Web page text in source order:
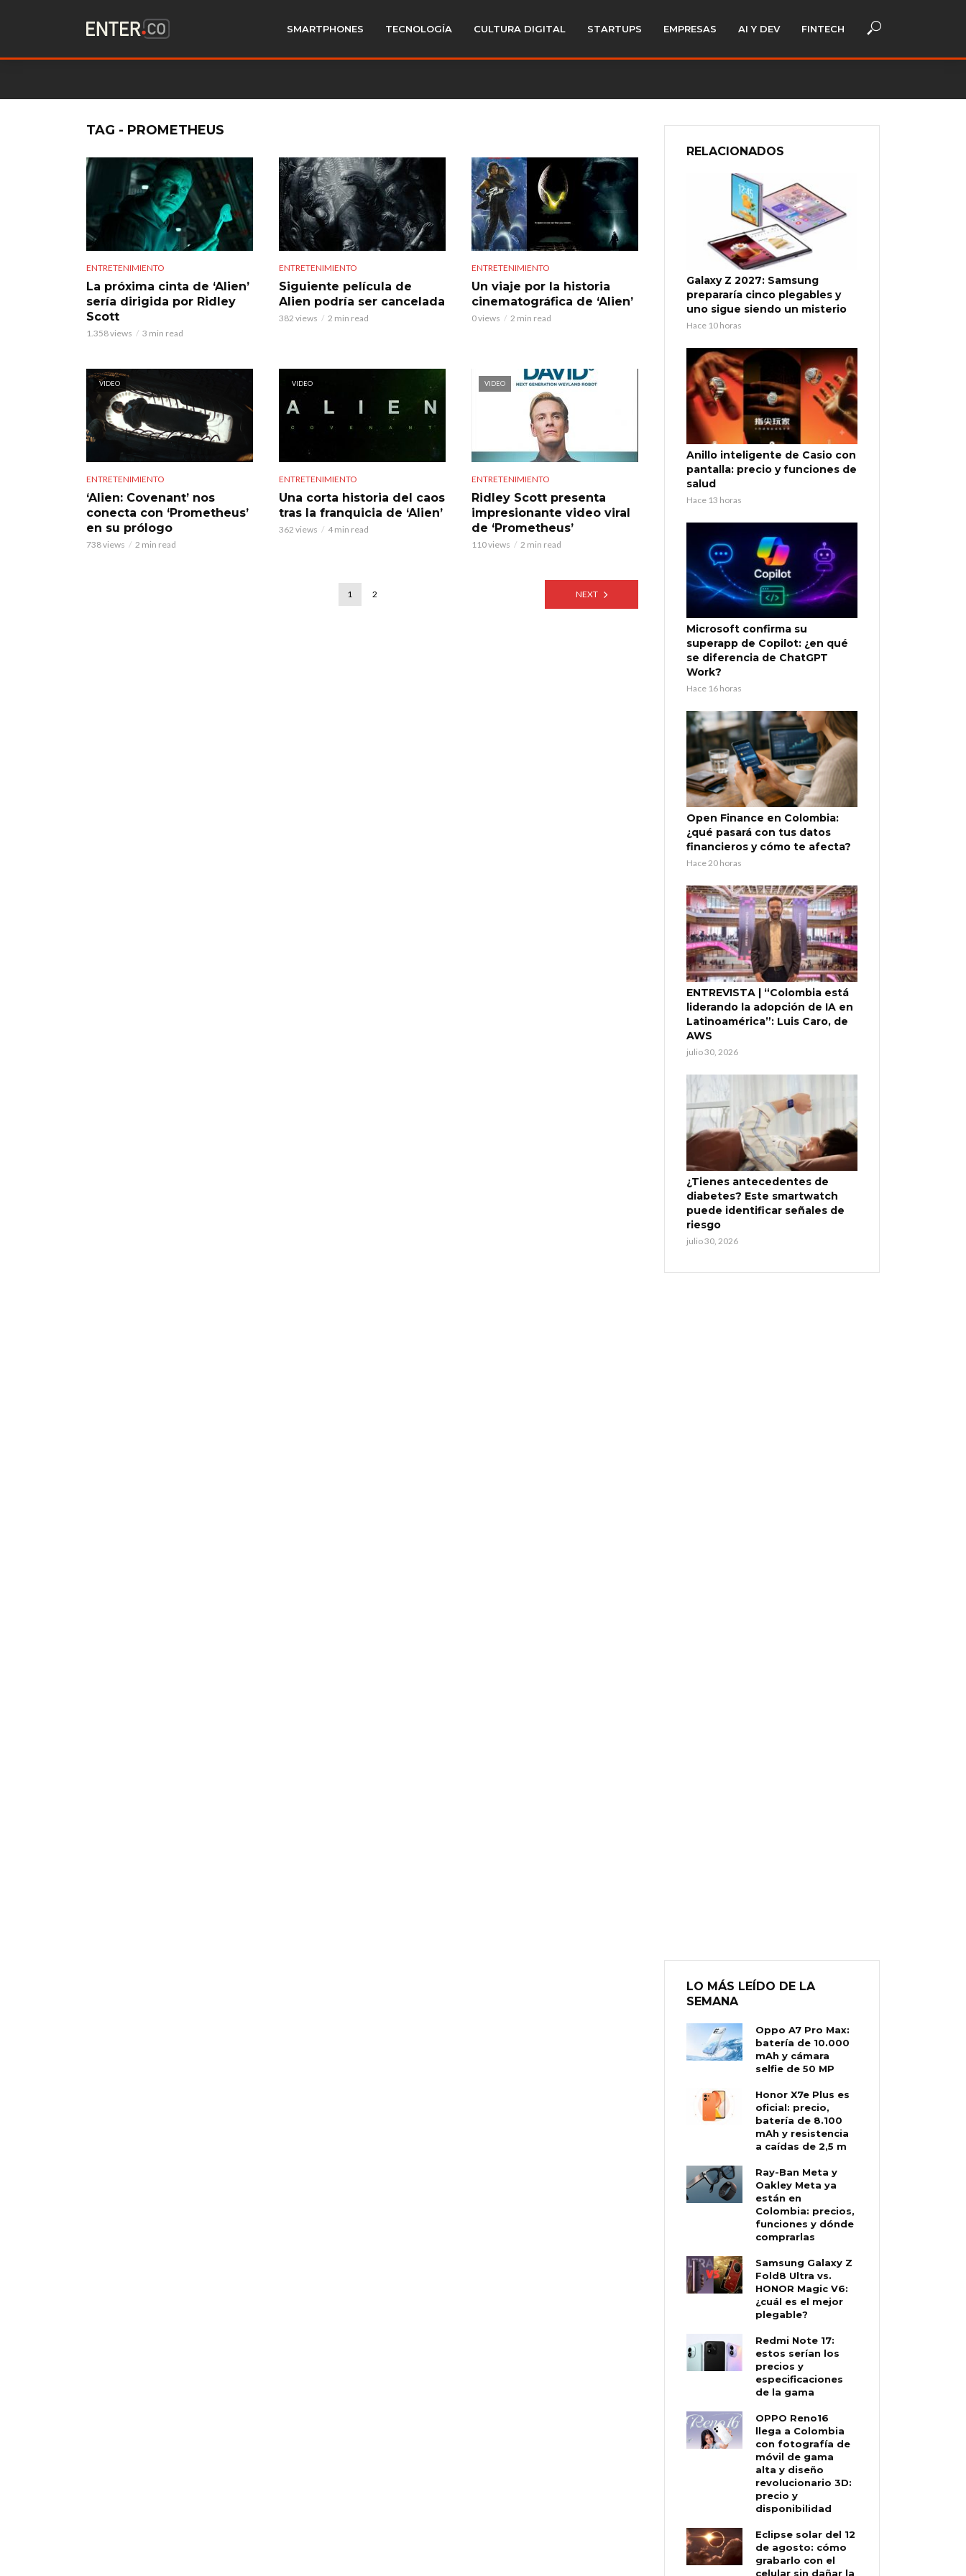
SMARTPHONES TECNOLOGÍA CULTURA DIGITAL STARTUPS EMPRESAS AI Y DEV FINTECH
TAG - PROMETHEUS
ENTRETENIMIENTO
La próxima cinta de ‘Alien’
sería dirigida por Ridley
Scott
1.358 views 3 min read
ENTRETENIMIENTO
Siguiente película de
Alien podría ser cancelada
382 views 2 min read
ENTRETENIMIENTO
Un viaje por la historia
cinematográfica de ‘Alien’
0 views 2 min read
VIDEO
ENTRETENIMIENTO
‘Alien: Covenant’ nos
conecta con ‘Prometheus’
en su prólogo
738 views 2 min read
VIDEO
ENTRETENIMIENTO
Una corta historia del caos
tras la franquicia de ‘Alien’
362 views 4 min read
VIDEO
ENTRETENIMIENTO
Ridley Scott presenta
impresionante video viral
de ‘Prometheus’
110 views 2 min read
1 2 NEXT
RELACIONADOS
Galaxy Z 2027: Samsung
prepararía cinco plegables y
uno sigue siendo un misterio
Hace 10 horas
Anillo inteligente de Casio con
pantalla: precio y funciones de
salud
Hace 13 horas
Microsoft confirma su
superapp de Copilot: ¿en qué
se diferencia de ChatGPT
Work?
Hace 16 horas
Open Finance en Colombia:
¿qué pasará con tus datos
financieros y cómo te afecta?
Hace 20 horas
ENTREVISTA | “Colombia está
liderando la adopción de IA en
Latinoamérica”: Luis Caro, de
AWS
julio 30, 2026
¿Tienes antecedentes de
diabetes? Este smartwatch
puede identificar señales de
riesgo
julio 30, 2026
LO MÁS LEÍDO DE LA
SEMANA
Oppo A7 Pro Max:
batería de 10.000
mAh y cámara
selfie de 50 MP
Honor X7e Plus es
oficial: precio,
batería de 8.100
mAh y resistencia
a caídas de 2,5 m
Ray-Ban Meta y
Oakley Meta ya
están en
Colombia: precios,
funciones y dónde
comprarlas
Samsung Galaxy Z
Fold8 Ultra vs.
HONOR Magic V6:
¿cuál es el mejor
plegable?
Redmi Note 17:
estos serían los
precios y
especificaciones
de la gama
OPPO Reno16
llega a Colombia
con fotografía de
móvil de gama
alta y diseño
revolucionario 3D:
precio y
disponibilidad
Eclipse solar del 12
de agosto: cómo
grabarlo con el
celular sin dañar la